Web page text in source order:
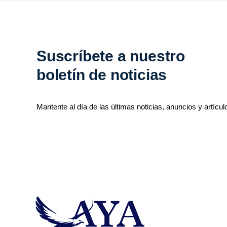
Suscríbete a nuestro
boletín de noticias
Mantente al día de las últimas noticias, anuncios y